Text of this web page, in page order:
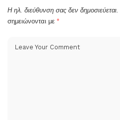
Η ηλ. διεύθυνση σας δεν δημοσιεύεται.
σημειώνονται με *